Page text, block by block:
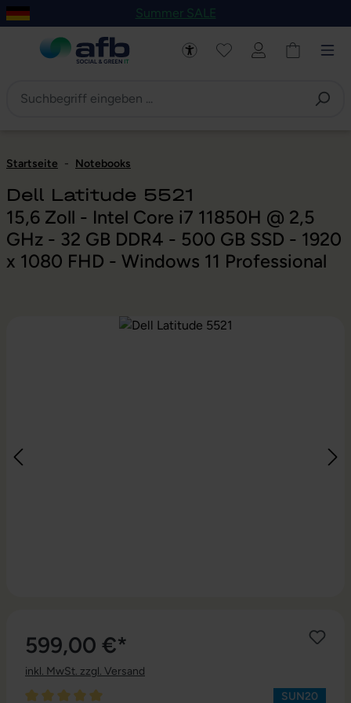
Hauptinhalt springen
Zur Navigation der B2B-Plattform springen
Summer SALE
Startseite - Notebooks
Dell Latitude 5521
15,6 Zoll - Intel Core i7 11850H @ 2,5
GHz - 32 GB DDR4 - 500 GB SSD - 1920
x 1080 FHD - Windows 11 Professional
Bildergalerie überspringen
599,00 €*
inkl. MwSt. zzgl. Versand
SUN20